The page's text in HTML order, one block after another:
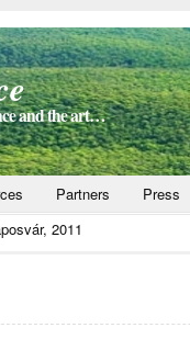
and the art…
Partners
Press
2011